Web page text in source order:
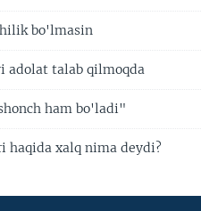
bo'lmasin
adolat talab qilmoqda
ham bo'ladi"
haqida xalq nima deydi?